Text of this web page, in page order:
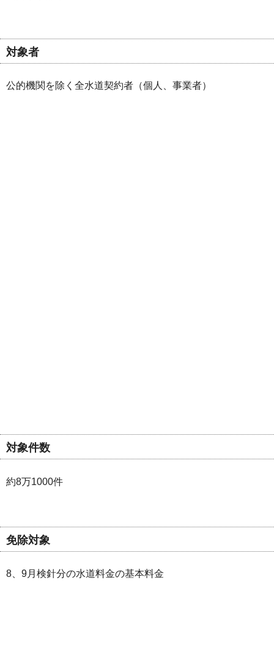
対象者
公的機関を除く全水道契約者（個人、事業者）
対象件数
約8万1000件
免除対象
8、9月検針分の水道料金の基本料金